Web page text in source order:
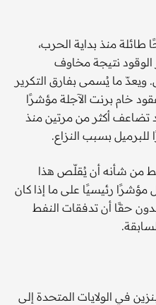
منذ بداية الحرب،
الوقود نتيجة مخاوف
ما يُسمى بفارق التكرير
خام برنت الآجلة مؤشرًا
تضاعف أكثر من مرتين منذ
من شأنه أن يُقلّص هذا
رئيسيًا على ما إذا كان
حقًا أن تدفقات النفط
في الولايات المتحدة إلى